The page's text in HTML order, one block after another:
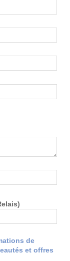
de
et offres